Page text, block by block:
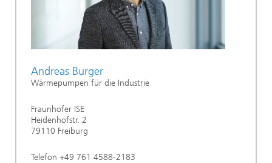
Andreas Burger
Wärmepumpen für die Industrie
Fraunhofer ISE
Heidenhofstr. 2
79110 Freiburg
Telefon +49 761 4588-2183